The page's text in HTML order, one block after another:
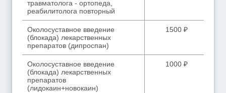
травматолога - ортопеда,
реабилитолога повторный
Околосуставное введение
(блокада) лекарственных
препаратов (дипроспан)
1500 ₽
Околосуставное введение
(блокада) лекарственных
препаратов
(лидокаин+новокаин)
1000 ₽